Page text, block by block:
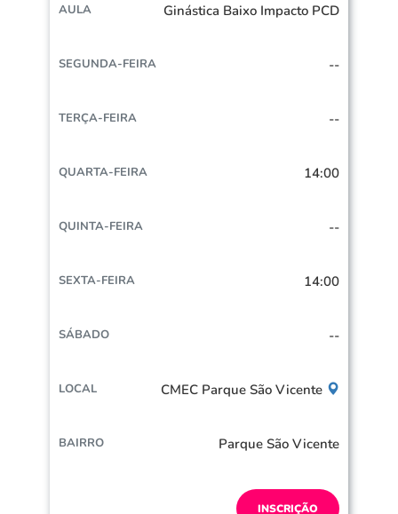
Ginástica Baixo Impacto PCD
--
--
14:00
--
14:00
--
CMEC Parque São Vicente
Parque São Vicente
INSCRIÇÃO